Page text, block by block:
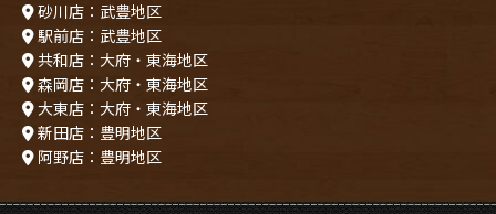
砂川店：武豊地区
駅前店：武豊地区
共和店：大府・東海地区
森岡店：大府・東海地区
大東店：大府・東海地区
新田店：豊明地区
阿野店：豊明地区